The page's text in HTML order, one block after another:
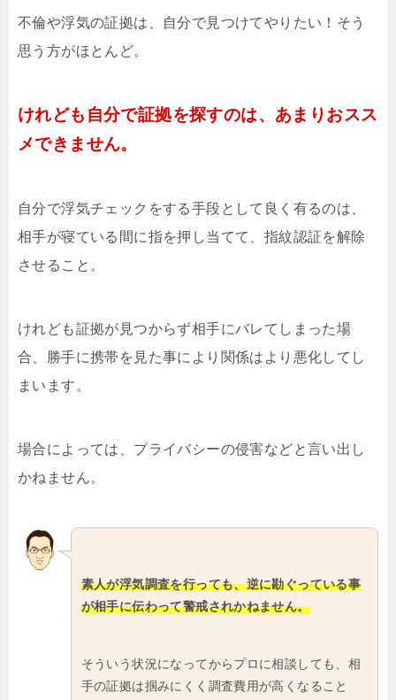
不倫や浮気の証拠は、自分で見つけてやりたい！そう
思う方がほとんど。
けれども自分で証拠を探すのは、あまりおスス
メできません。
自分で浮気チェックをする手段として良く有るのは、
相手が寝ている間に指を押し当てて、指紋認証を解除
させること。
けれども証拠が見つからず相手にバレてしまった場
合、勝手に携帯を見た事により関係はより悪化してし
まいます。
場合によっては、プライバシーの侵害などと言い出し
かねません。
素人が浮気調査を行っても、逆に勘ぐっている事
が相手に伝わって警戒されかねません。
そういう状況になってからプロに相談しても、相
手の証拠は掴みにくく調査費用が高くなること